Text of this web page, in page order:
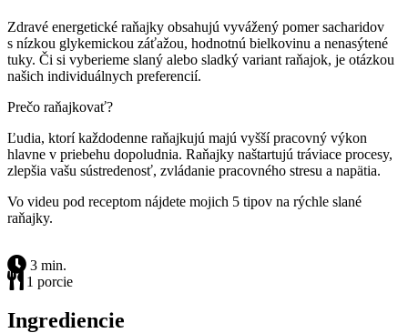
Zdravé energetické raňajky obsahujú vyvážený pomer sacharidov
s nízkou glykemickou záťažou, hodnotnú bielkovinu a nenasýtené
tuky. Či si vyberieme slaný alebo sladký variant raňajok, je otázkou
našich individuálnych preferencií.
Prečo raňajkovať?
Ľudia, ktorí každodenne raňajkujú majú vyšší pracovný výkon
hlavne v priebehu dopoludnia. Raňajky naštartujú tráviace procesy,
zlepšia vašu sústredenosť, zvládanie pracovného stresu a napätia.
Vo videu pod receptom nájdete mojich 5 tipov na rýchle slané
raňajky.
3 min.
1 porcie
Ingrediencie